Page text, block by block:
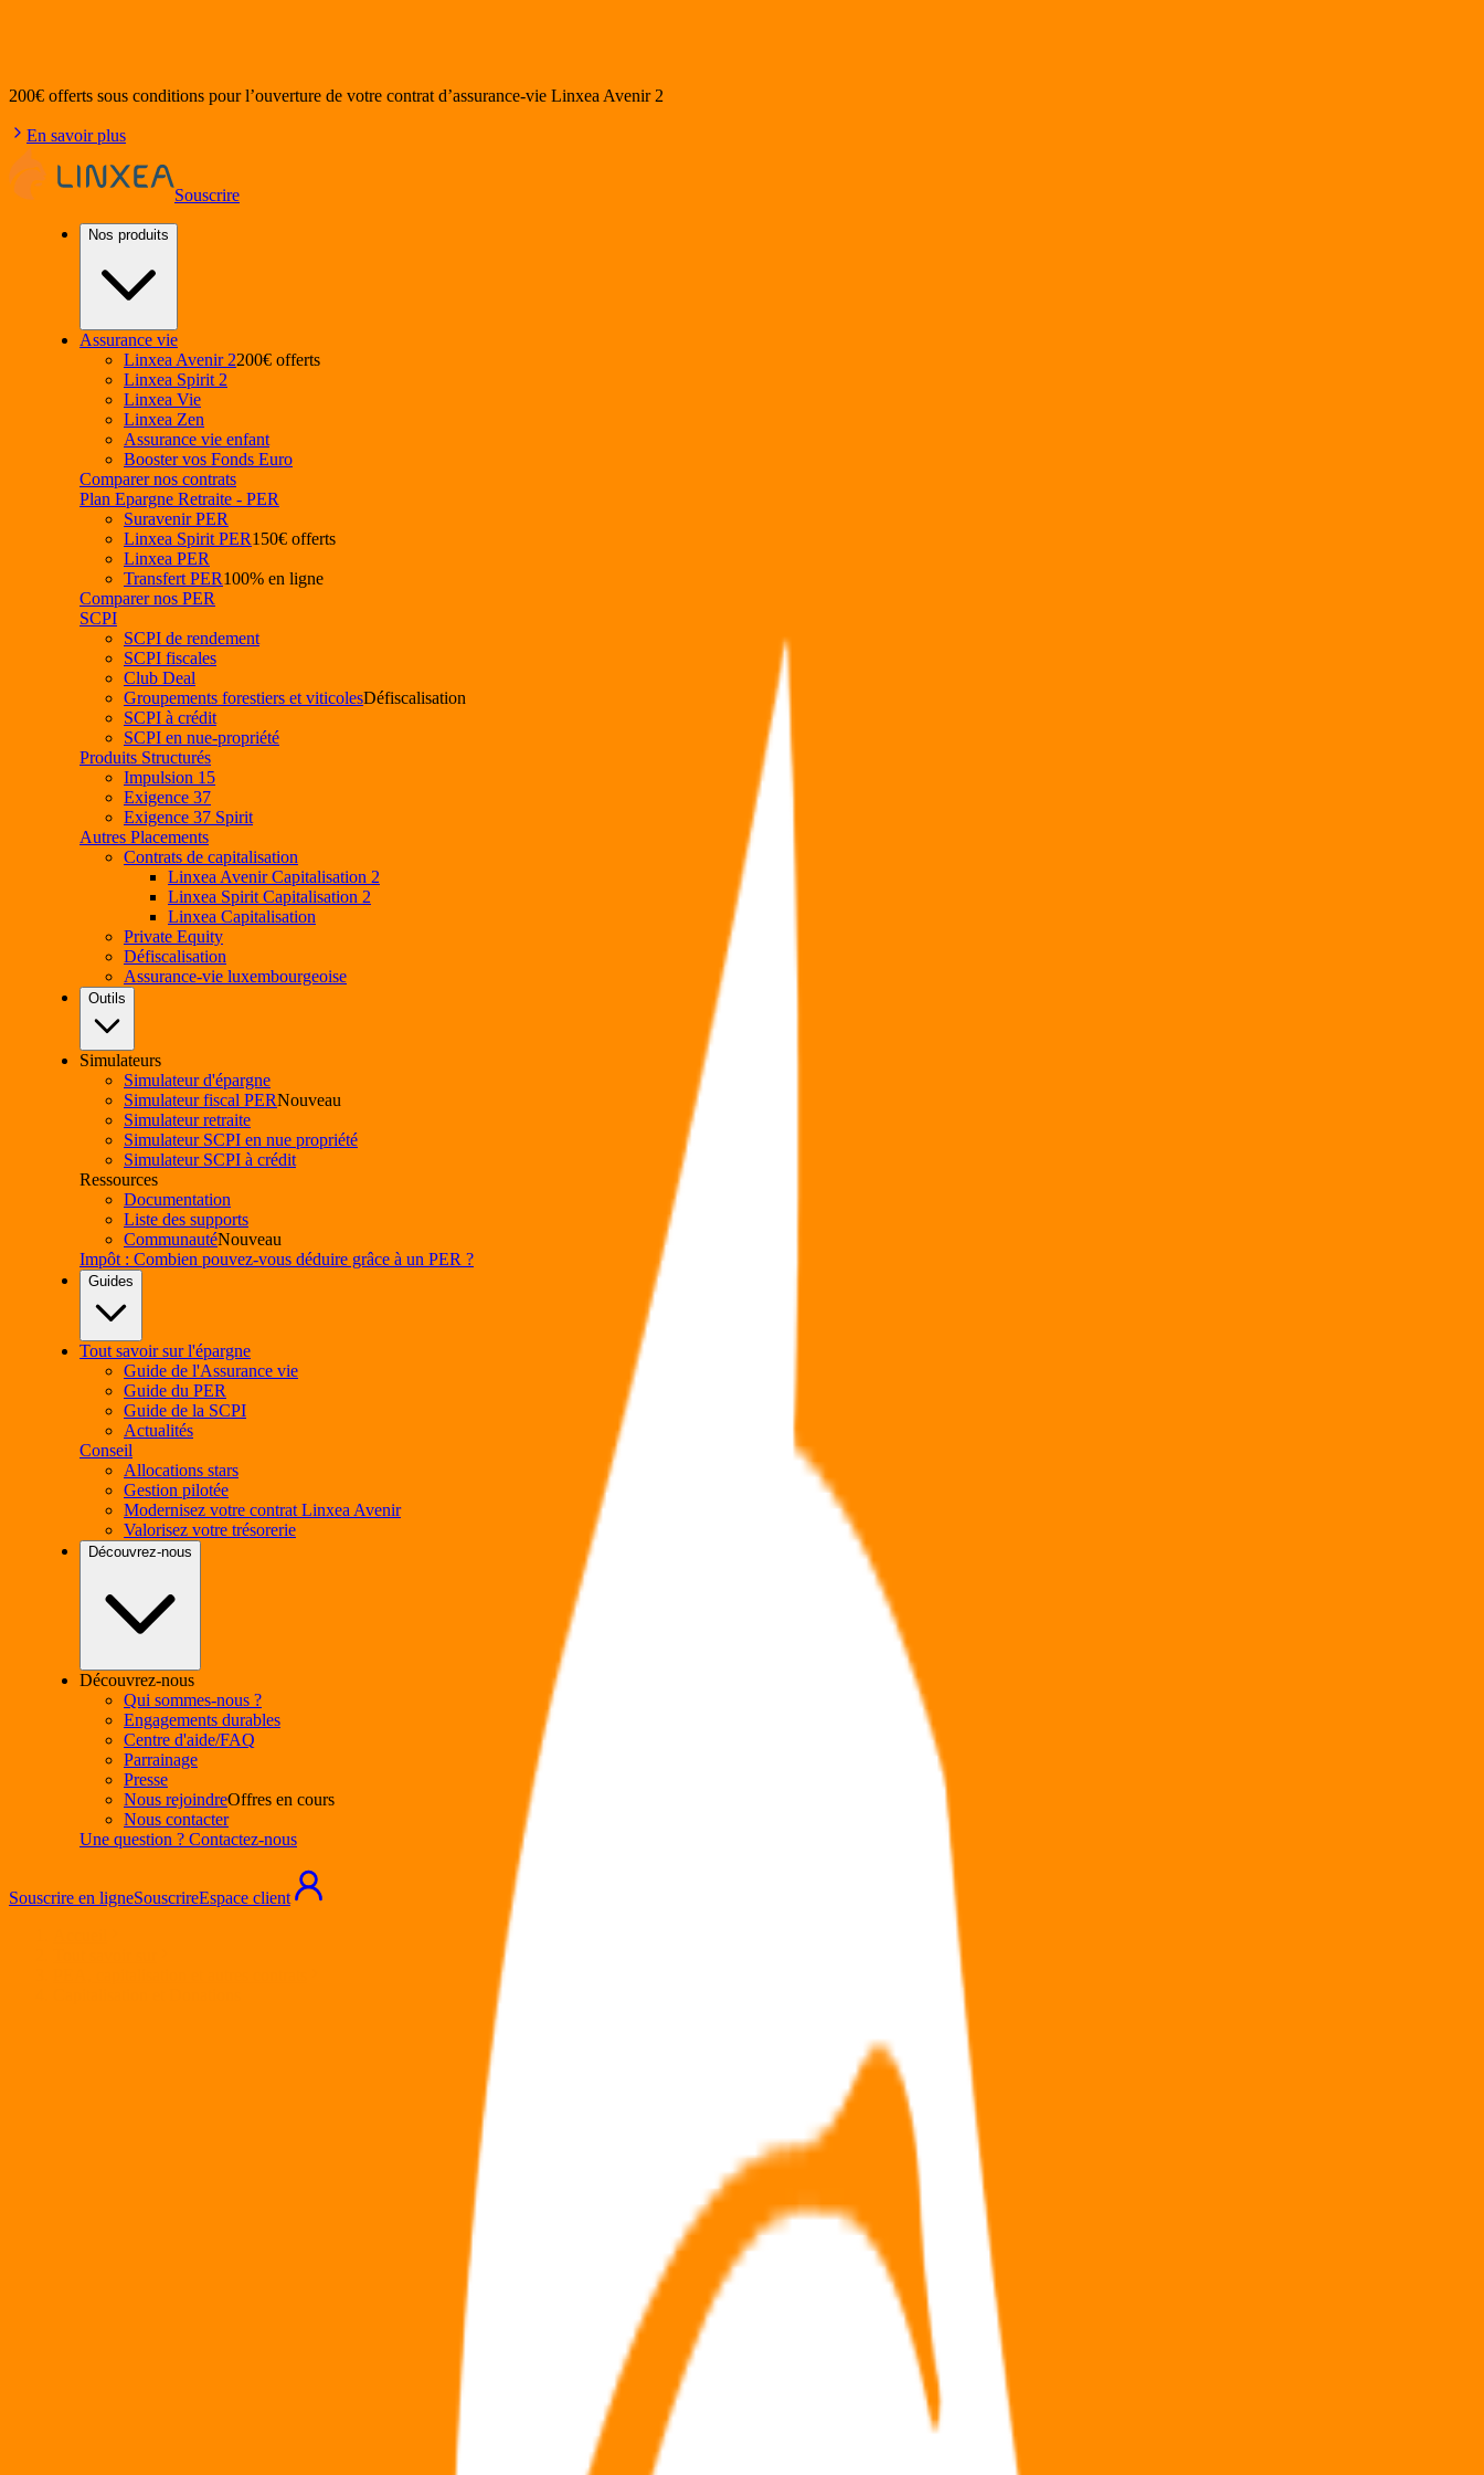
200€ offerts sous conditions pour l’ouverture de votre contrat d’assurance-vie Linxea Avenir 2
En savoir plus
Souscrire
Nos produits
Assurance vie
Linxea Avenir 2200€ offerts
Linxea Spirit 2
Linxea Vie
Linxea Zen
Assurance vie enfant
Booster vos Fonds Euro
Comparer nos contrats
Plan Epargne Retraite - PER
Suravenir PER
Linxea Spirit PER150€ offerts
Linxea PER
Transfert PER100% en ligne
Comparer nos PER
SCPI
SCPI de rendement
SCPI fiscales
Club Deal
Groupements forestiers et viticolesDéfiscalisation
SCPI à crédit
SCPI en nue-propriété
Produits Structurés
Impulsion 15
Exigence 37
Exigence 37 Spirit
Autres Placements
Contrats de capitalisation
Linxea Avenir Capitalisation 2
Linxea Spirit Capitalisation 2
Linxea Capitalisation
Private Equity
Défiscalisation
Assurance-vie luxembourgeoise
Outils
Simulateurs
Simulateur d'épargne
Simulateur fiscal PERNouveau
Simulateur retraite
Simulateur SCPI en nue propriété
Simulateur SCPI à crédit
Ressources
Documentation
Liste des supports
CommunautéNouveau
Impôt : Combien pouvez-vous déduire grâce à un PER ?
Guides
Tout savoir sur l'épargne
Guide de l'Assurance vie
Guide du PER
Guide de la SCPI
Actualités
Conseil
Allocations stars
Gestion pilotée
Modernisez votre contrat Linxea Avenir
Valorisez votre trésorerie
Découvrez-nous
Découvrez-nous
Qui sommes-nous ?
Engagements durables
Centre d'aide/FAQ
Parrainage
Presse
Nous rejoindreOffres en cours
Nous contacter
Une question ? Contactez-nous
Souscrire en ligneSouscrireEspace client
Le souscripteur du contrat de capitalisation peut notamment donner la nue-propriété de son contrat et se réserver l'usufruit.
Contrats de Capitalisation : Faites en une donation !
offrent-ils encore des avantages aux épargnants ?
La réponse est positive : ils bénéficient d’atouts patrimoniaux grâce à une donation démembrée.